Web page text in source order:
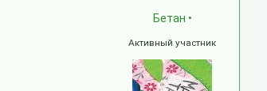
Бетан •
Активный участник